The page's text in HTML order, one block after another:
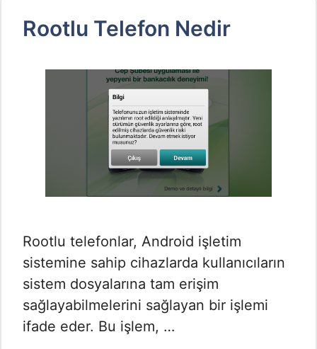
Rootlu Telefon Nedir
Rootlu telefonlar, Android işletim
sistemine sahip cihazlarda kullanıcıların
sistem dosyalarına tam erişim
sağlayabilmelerini sağlayan bir işlemi
ifade eder. Bu işlem, …